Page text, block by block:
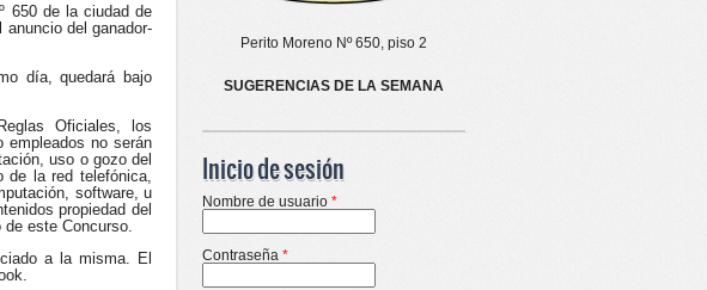
650 de la ciudad de
anuncio del ganador-
día, quedará bajo
Oficiales, los
empleados no serán
uso o gozo del
de la red telefónica,
software, u
propiedad del
este Concurso.
a la misma. El
Perito Moreno Nº 650, piso 2
SUGERENCIAS DE LA SEMANA
Inicio de sesión
Nombre de usuario *
Contraseña *